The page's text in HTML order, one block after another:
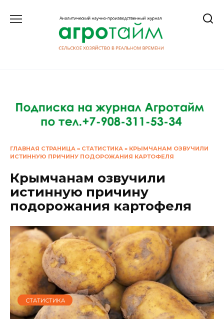
ГЛАВНАЯ СТРАНИЦА » СТАТИСТИКА » КРЫМЧАНАМ ОЗВУЧИЛИ
ИСТИННУЮ ПРИЧИНУ ПОДОРОЖАНИЯ КАРТОФЕЛЯ
Крымчанам озвучили
истинную причину
подорожания картофеля
СТАТИСТИКА